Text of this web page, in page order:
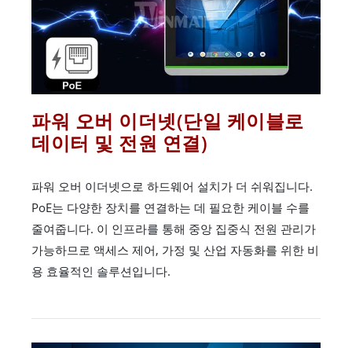
파워 오버 이더넷(단일 케이블로
데이터 및 전원 연결)
파워 오버 이더넷으로 하드웨어 설치가 더 쉬워집니다.
PoE는 다양한 장치를 연결하는 데 필요한 케이블 수를
줄여줍니다. 이 인프라를 통해 중앙 집중식 전원 관리가
가능하므로 액세스 제어, 가정 및 산업 자동화를 위한 비
용 효율적인 솔루션입니다.